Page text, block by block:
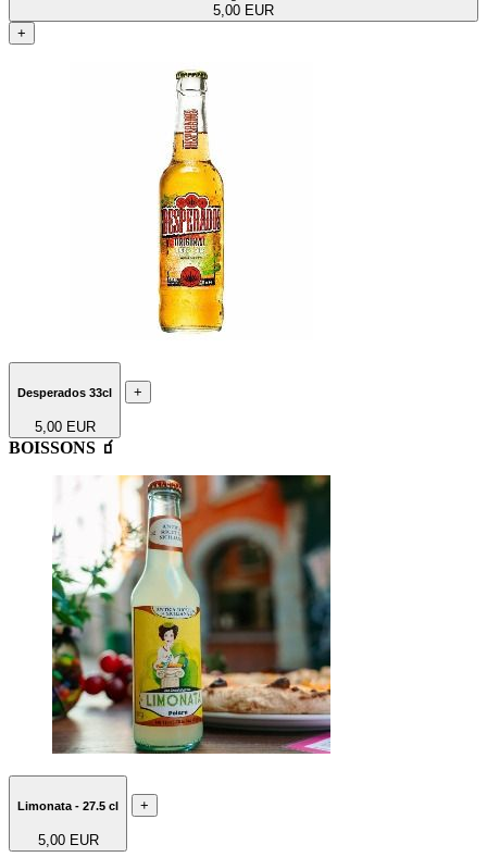
5,00 EUR
+
Desperados 33cl
5,00 EUR
+
BOISSONS 🧃
Limonata - 27.5 cl
5,00 EUR
+